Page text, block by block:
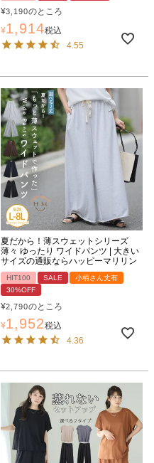
¥3,190のところ
¥1,914税込
4.55
夏だから！薄スウェットシリーズ
薄々 ゆったり ワイドパンツ | 大きい
サイズの通販ならハッピーマリリン
HIT100 SALE
小柄さん丈有
30%OFF
¥2,790のところ
¥1,952税込
4.36